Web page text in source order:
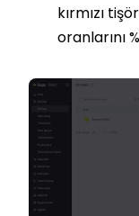
kırmızı
oranlarını